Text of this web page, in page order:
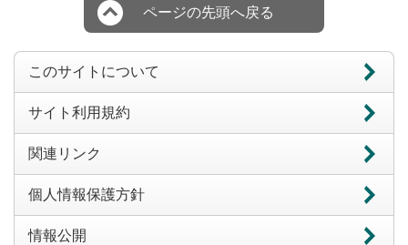
ページの先頭へ戻る
このサイトについて
サイト利用規約
関連リンク
個人情報保護方針
情報公開